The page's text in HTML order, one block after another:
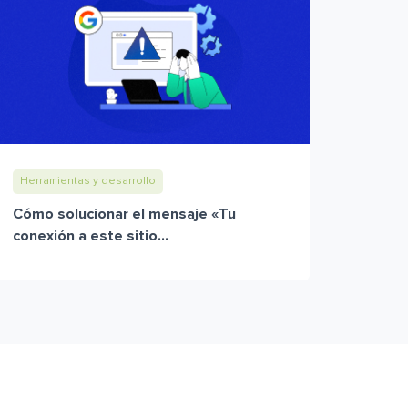
Herramientas y desarrollo
Cómo solucionar el mensaje «Tu
conexión a este sitio...